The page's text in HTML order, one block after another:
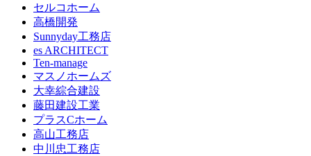
セルコホーム
高橋開発
Sunnyday工務店
es ARCHITECT
Ten-manage
マスノホームズ
大幸綜合建設
藤田建設工業
プラスCホーム
高山工務店
中川忠工務店